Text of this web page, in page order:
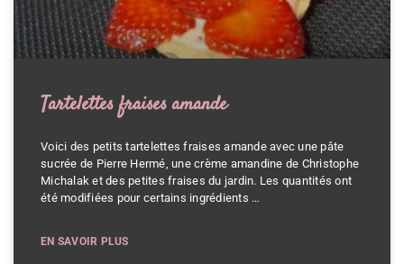
Tartelettes fraises amande
Voici des petits tartelettes fraises amande avec une pâte
sucrée de Pierre Hermé, une crème amandine de Christophe
Michalak et des petites fraises du jardin. Les quantités ont
été modifiées pour certains ingrédients …
EN SAVOIR PLUS